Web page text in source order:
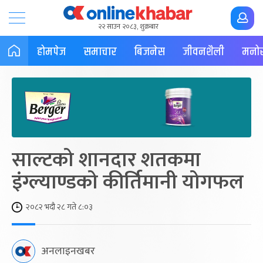
२२ साउन २०८३, शुक्रबार
होमपेज समाचार बिजनेस जीवनशैली
साल्टको शानदार शतकमा
इंग्ल्याण्डको कीर्तिमानी योगफल
२०८२ भदौ २८ गते ८:०३
अनलाइनखबर